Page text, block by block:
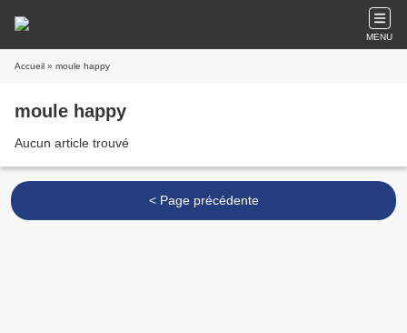
MENU
Accueil » moule happy
moule happy
Aucun article trouvé
< Page précédente